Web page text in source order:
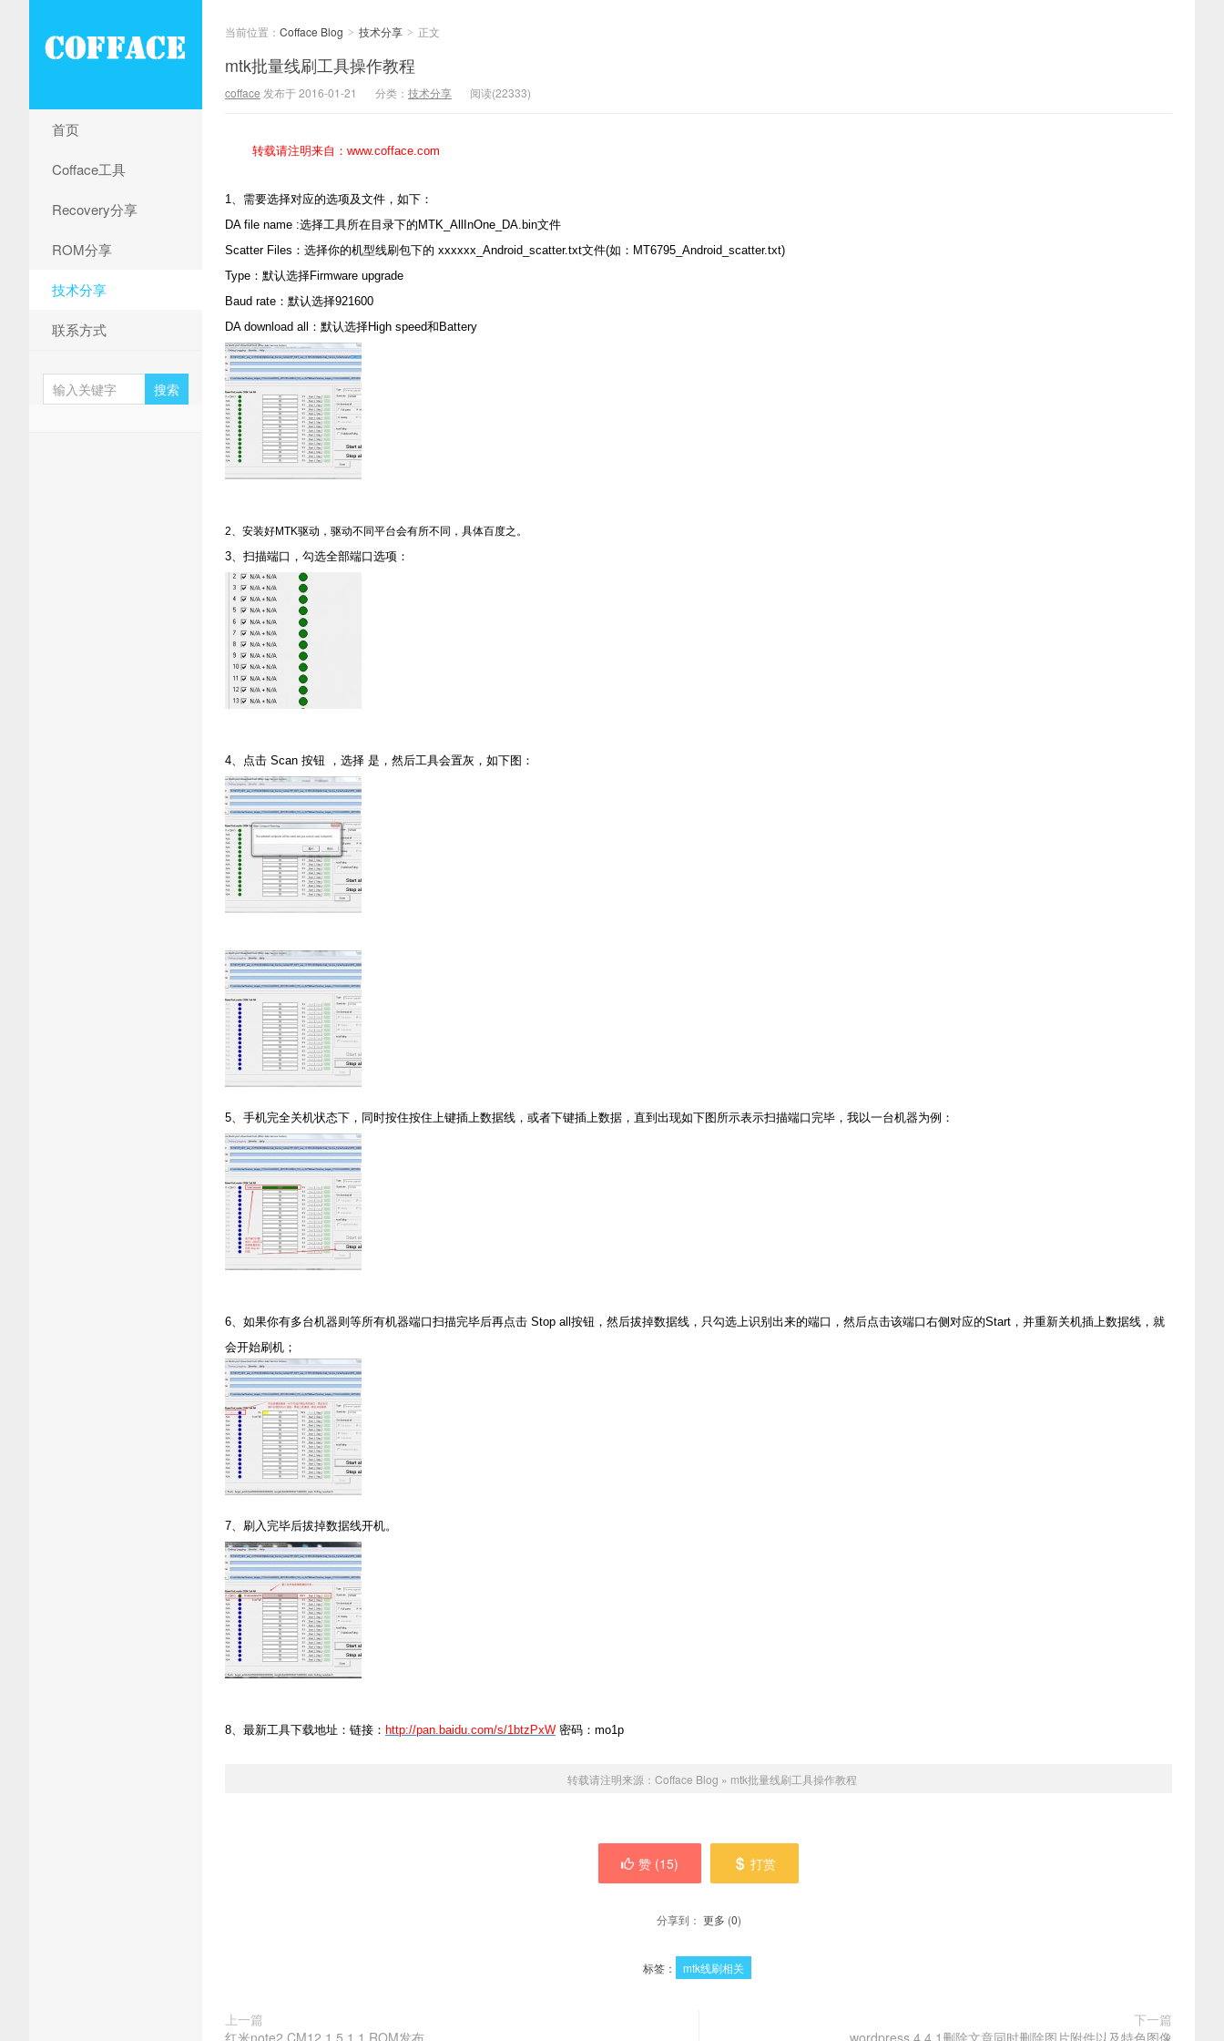
首页
Cofface工具
Recovery分享
ROM分享
技术分享
联系方式
当前位置： Cofface Blog > 技术分享 > 正文
mtk批量线刷工具操作教程
cofface 发布于 2016-01-21 分类： 技术分享 阅读(22333)
转载请注明来自：www.cofface.com
1、需要选择对应的选项及文件，如下：
DA file name :选择工具所在目录下的MTK_AllInOne_DA.bin文件
Scatter Files：选择你的机型线刷包下的 xxxxxx_Android_scatter.txt文件(如：MT6795_Android_scatter.txt)
Type：默认选择Firmware upgrade
Baud rate：默认选择921600
DA download all：默认选择High speed和Battery
2、安装好MTK驱动，驱动不同平台会有所不同，具体百度之。
3、扫描端口，勾选全部端口选项：
4、点击 Scan 按钮 ，选择 是，然后工具会置灰，如下图：
5、手机完全关机状态下，同时按住按住上键插上数据线，或者下键插上数据，直到出现如下图所示表示扫描端口完毕，我以一台机器为例：
6、如果你有多台机器则等所有机器端口扫描完毕后再点击 Stop all按钮，然后拔掉数据线，只勾选上识别出来的端口，然后点击该端口右侧对应的Start，并重新关机插上数据线，就
会开始刷机；
7、刷入完毕后拔掉数据线开机。
8、最新工具下载地址：链接： http://pan.baidu.com/s/1btzPxW 密码：mo1p
转载请注明来源： Cofface Blog » mtk批量线刷工具操作教程
赞 (15) 打赏
分享到： 更多 (0)
标签： mtk线刷相关
上一篇
红米note2 CM12.1 5.1.1 ROM发布
下一篇
wordpress 4.4.1删除文章同时删除图片附件以及特色图像